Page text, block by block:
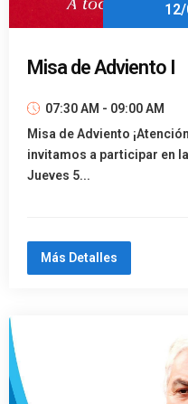
Misa de Adviento I
07:30 AM - 09:00 AM
Misa de Adviento
invitamos a participar en
Jueves 5...
Más Detalles